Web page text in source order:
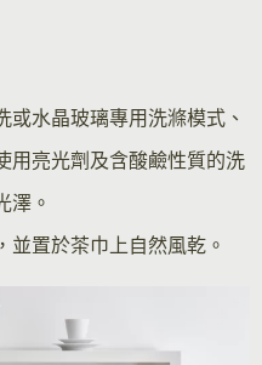
水晶玻璃專用洗滌模式、
用亮光劑及含酸鹼性質的洗
澤。
並置於茶巾上自然風乾。